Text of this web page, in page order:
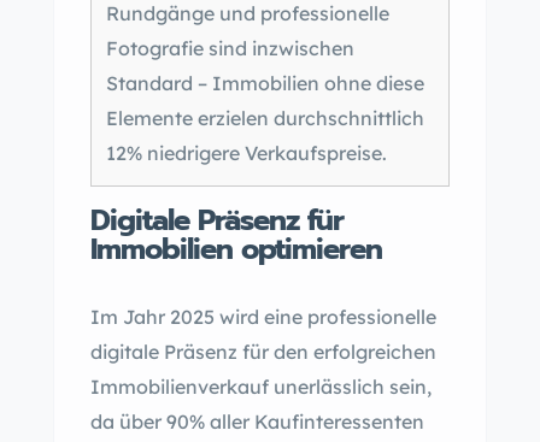
Rundgänge und professionelle
Fotografie sind inzwischen
Standard – Immobilien ohne diese
Elemente erzielen durchschnittlich
12% niedrigere Verkaufspreise.
Digitale Präsenz für
Immobilien optimieren
Im Jahr 2025 wird eine professionelle
digitale Präsenz für den erfolgreichen
Immobilienverkauf unerlässlich sein,
da über 90% aller Kaufinteressenten